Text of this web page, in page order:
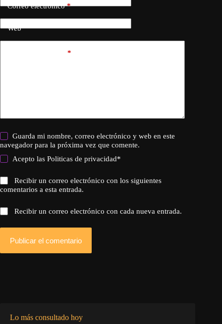
Correo electrónico*
Web
*
Guarda mi nombre, correo electrónico y web en este
navegador para la próxima vez que comente.
Acepto lasPoliticas de privacidad*
Recibir un correo electrónico con los siguientes
comentarios a esta entrada.
Recibir un correo electrónico con cada nueva entrada.
Publicar el comentario
Lo más consultado hoy